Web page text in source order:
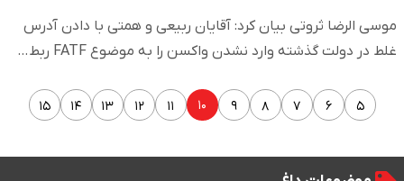
موسی الرضا ثروتی بیان کرد: آقایان ربیعی و همتی با دادن آدرس
غلط در دولت گذشته وارد نشدن واکسن را به موضوع FATF ربط…
۵ ۶ ۷ ۸ ۹ ۱۰ ۱۱ ۱۲ ۱۳ ۱۴ ۱۵